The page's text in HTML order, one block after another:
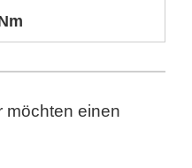
möchten einen